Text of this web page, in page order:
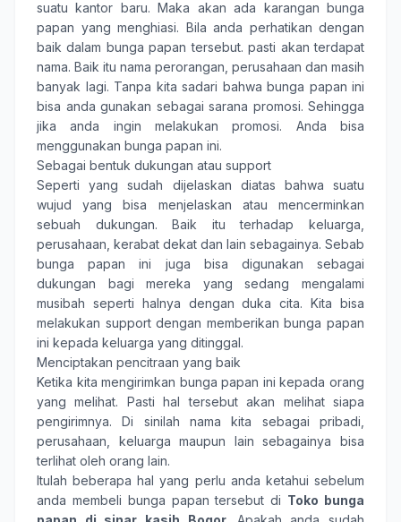
suatu kantor baru. Maka akan ada karangan bunga
papan yang menghiasi. Bila anda perhatikan dengan
baik dalam bunga papan tersebut. pasti akan terdapat
nama. Baik itu nama perorangan, perusahaan dan masih
banyak lagi. Tanpa kita sadari bahwa bunga papan ini
bisa anda gunakan sebagai sarana promosi. Sehingga
jika anda ingin melakukan promosi. Anda bisa
menggunakan bunga papan ini.
Sebagai bentuk dukungan atau support
Seperti yang sudah dijelaskan diatas bahwa suatu
wujud yang bisa menjelaskan atau mencerminkan
sebuah dukungan. Baik itu terhadap keluarga,
perusahaan, kerabat dekat dan lain sebagainya. Sebab
bunga papan ini juga bisa digunakan sebagai
dukungan bagi mereka yang sedang mengalami
musibah seperti halnya dengan duka cita. Kita bisa
melakukan support dengan memberikan bunga papan
ini kepada keluarga yang ditinggal.
Menciptakan pencitraan yang baik
Ketika kita mengirimkan bunga papan ini kepada orang
yang melihat. Pasti hal tersebut akan melihat siapa
pengirimnya. Di sinilah nama kita sebagai pribadi,
perusahaan, keluarga maupun lain sebagainya bisa
terlihat oleh orang lain.
Itulah beberapa hal yang perlu anda ketahui sebelum
anda membeli bunga papan tersebut di Toko bunga